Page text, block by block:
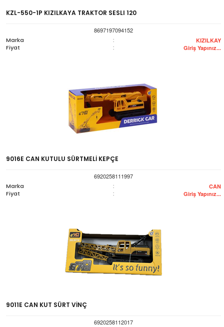
KZL-550-1P KIZILKAYA TRAKTOR SESLI 120
8697197094152
Marka
: KIZILKAY
Fiyat : Giriş Yapınız...
9016E CAN KUTULU SÜRTMELİ KEPÇE
6920258111997
Marka
: CAN
Fiyat : Giriş Yapınız...
9011E CAN KUT SÜRT VİNÇ
6920258112017